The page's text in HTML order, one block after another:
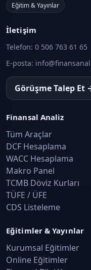
Eğitim & Yayınlar
İletişim
Telefon: 0 506 763 61 65
E-posta:
Görüşme Talep Et
Finansal Analiz
Tüm Araçlar
DCF Hesaplama
WACC Hesaplama
Makro Panel
TCMB Döviz Kurları
TÜFE / ÜFE
CDS Listeleme
Eğitimler & Yayınlar
Kurumsal Eğitimler
Online Eğitimler